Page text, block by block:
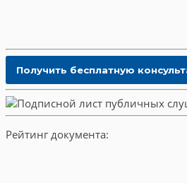
Рейтинг документа: